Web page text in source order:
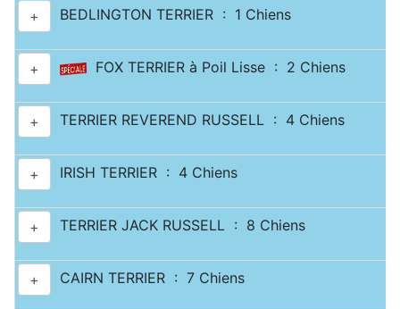
+ BEDLINGTON TERRIER : 1 Chiens
+ FOX TERRIER à Poil Lisse : 2 Chiens
+ TERRIER REVEREND RUSSELL : 4 Chiens
+ IRISH TERRIER : 4 Chiens
+ TERRIER JACK RUSSELL : 8 Chiens
+ CAIRN TERRIER : 7 Chiens